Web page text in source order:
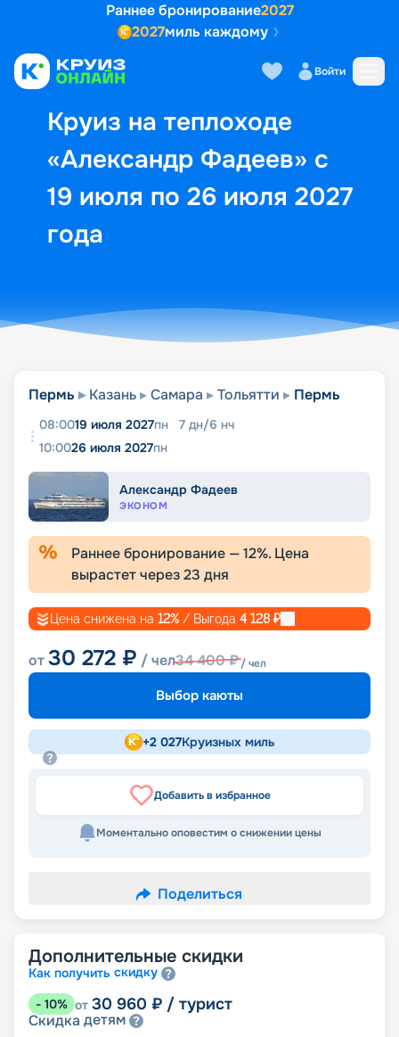
Раннее бронирование2027
2027миль каждому
Войти
Круиз на теплоходе
«Александр Фадеев» с
19 июля по 26 июля 2027
года
Выбор кают Маршрут и
Пермь Казань Самара Тольятти Пермь
08:0019 июля 2027пн 7 дн/6 нч
10:0026 июля 2027пн
Александр Фадеев
ЭКОНОМ
Раннее бронирование —12%. Цена
вырастет через23 дня
Цена снижена на 12% / Выгода 4 128₽
от30 272 ₽ / чел34 400₽/ чел
Выбор каюты
+2 027Круизных миль
Добавить в избранное
Моментально оповестим о снижении цены
Поделиться
Дополнительные скидки
Как получить скидку
- 10% от 30 960 ₽ / турист
Скидка детям